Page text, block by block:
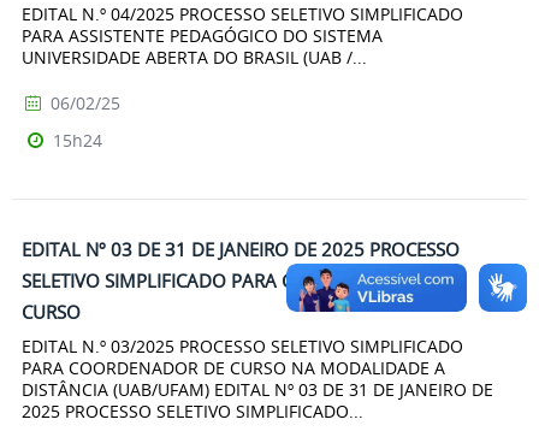
EDITAL N.º 04/2025 PROCESSO SELETIVO SIMPLIFICADO
PARA ASSISTENTE PEDAGÓGICO DO SISTEMA
UNIVERSIDADE ABERTA DO BRASIL (UAB /...
06/02/25
15h24
EDITAL Nº 03 DE 31 DE JANEIRO DE 2025 PROCESSO
SELETIVO SIMPLIFICADO PARA COORDENADOR DE
CURSO
EDITAL N.º 03/2025 PROCESSO SELETIVO SIMPLIFICADO
PARA COORDENADOR DE CURSO NA MODALIDADE A
DISTÂNCIA (UAB/UFAM) EDITAL Nº 03 DE 31 DE JANEIRO DE
2025 PROCESSO SELETIVO SIMPLIFICADO...